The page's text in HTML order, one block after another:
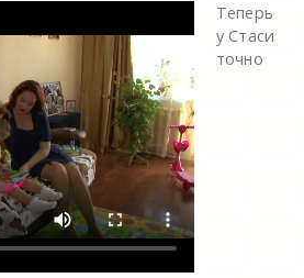
Теперь
у Стаси
точно